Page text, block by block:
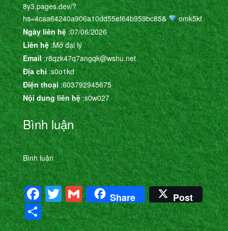
8y3.pages.dev/?
hs=4caa64240a906a10dd55ef64b959bc85&
omk5kf
Ngày liên hệ:07/06/2026
Liên hệ:Mở đại lý
Email:r8qzk47q7angqk@wshu.net
Địa chỉ:s0o1kd
Điện thoại:603792945675
Nội dung liên hệ:s0w027
Bình luận
Bình luận
Facebook
Twitter
Gmail
Share Post
Share